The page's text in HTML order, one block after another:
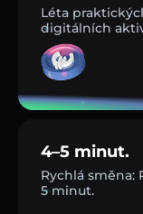
Léta
digitálních
4–5 minut.
Rychlá směna:
5 minut.